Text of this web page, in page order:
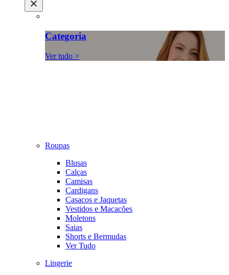
Categoria
Ver tudo >
Roupas
Blusas
Calças
Camisas
Cardigans
Casacos e Jaquetas
Vestidos e Macacões
Moletons
Saias
Shorts e Bermudas
Ver Tudo
Lingerie